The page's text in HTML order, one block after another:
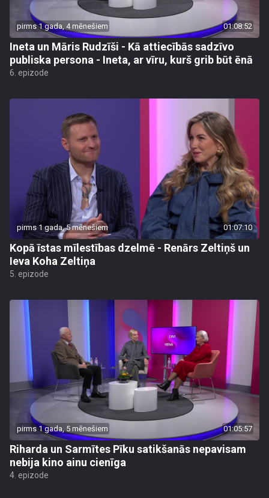
pirms 1 gada, 4 mēnešiem 01:08:52
Ineta un Māris Rudzīši - Kā attiecībās sadzīvo
publiska persona - Ineta, ar vīru, kurš grib būt ēnā
6. epizode
pirms 1 gada, 5 mēnešiem 01:07:10
Kopā īstas mīlestības dzelmē - Renārs Zeltiņš un
Ieva Koha Zeltiņa
5. epizode
pirms 1 gada, 5 mēnešiem 01:05:57
Riharda un Sarmītes Pīku satikšanās nepavisam
nebija kino ainu cienīga
4. epizode